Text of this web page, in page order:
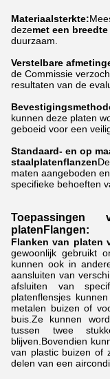
Materiaalsterkte:
dezemet een
duurzaam.
Verstelbare
de Commissie
resultaten van de
kunnen deze platen
geboeid voor een
Standaard- en op
staalplatenflanzen
maten aangeboden
specifieke behoeften
Toepassingen
platen Flangen:
Flanken van platen
gewoonlijk gebruikt
kunnen ook in
aansluiten van
afsluiten van
platenflensjes
metalen buizen of
buis.Ze kunnen
tussen twee
blijven.Bovendien
van plastic buizen of
delen van een